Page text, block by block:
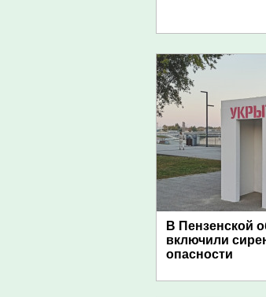
В Пензенской
включили
опасности